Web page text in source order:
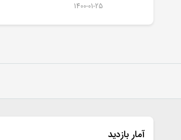
1400-01-25
آمار بازدید